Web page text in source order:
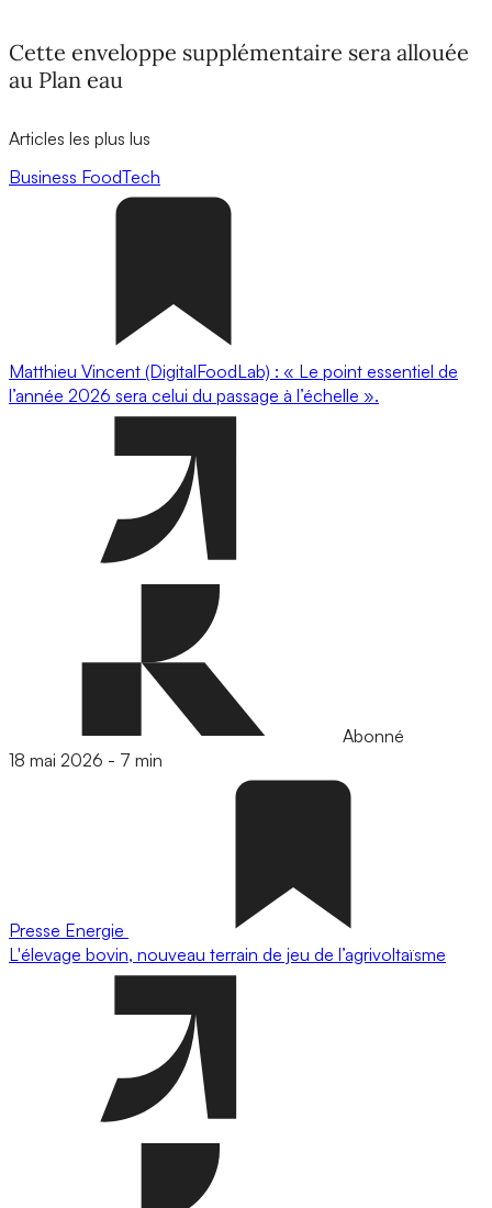
Cette enveloppe supplémentaire sera allouée
au Plan eau
Articles les plus lus
Business FoodTech
Matthieu Vincent (DigitalFoodLab) : « Le point essentiel de
l’année 2026 sera celui du passage à l’échelle ».
Abonné
18 mai 2026 - 7 min
Presse Energie
L'élevage bovin, nouveau terrain de jeu de l’agrivoltaïsme